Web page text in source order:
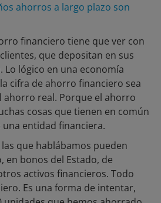
ahorros a largo plazo son
financiero tiene que ver con
que depositan en sus
Lo lógico en una economía
cifra de ahorro financiero sea
ahorro real. Porque el ahorro
cosas que tienen en común
entidad financiera.
que hablábamos pueden
en bonos del Estado, de
activos financieros. Todo
Es una forma de intentar,